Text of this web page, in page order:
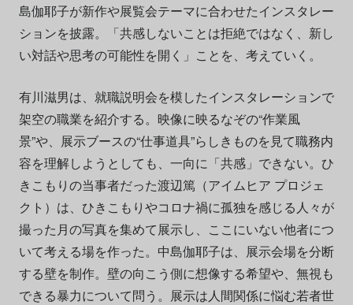
島伽耶子が新作や展覧会テーマに合わせたインスタレー
ションを披露。「共感しないことは拒絶ではなく、新し
い対話や思考の可能性を開く」ことを、考えていく。
有川滋男は、就職説明会を模したインスタレーションで
架空の職業を紹介する。映像に映るなぞの“作業風
景”や、展示ブースの“仕事道具”らしきものを見て職務内
容を理解しようとしても、一向に「共感」できない。ひ
きこもりの当事者だった渡辺篤（アイムヒア プロジェ
クト）は、ひきこもりやコロナ禍に孤独を感じる人々が
撮った月の写真を集めて展示し、ここにいない他者につ
いて考える場を作った。中島伽耶子は、展示会場を分断
する壁を制作。壁の向こう側に想像する希望や、無視も
できる暴力について問う。展示は人間関係に悩む若者世